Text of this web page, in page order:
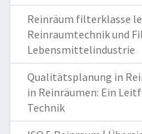
Reinräum filterklasse
Reinraumtechnik und
Lebensmittelindustrie
Qualitätsplanung in
in Reinräumen: Ein
Technik